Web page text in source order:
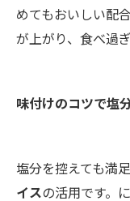
めてもおいしい配
が上がり、食べ過
味付けのコツで塩
塩分を控えても満
イスの活用です。